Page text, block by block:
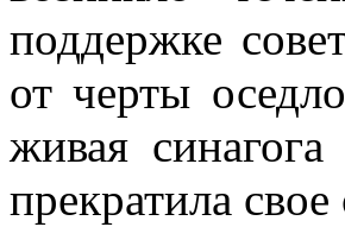
поддержке
от черты
живая
прекратила